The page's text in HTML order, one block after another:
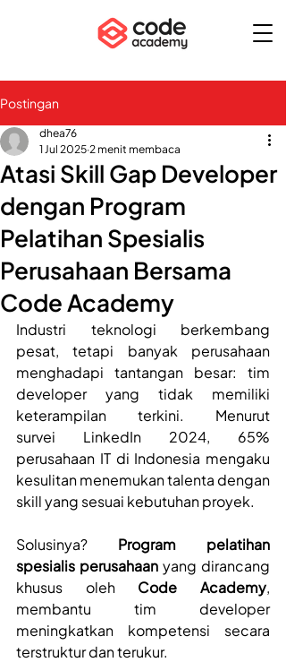
Postingan
Atasi Skill Gap Developer
dengan Program
Pelatihan Spesialis
Perusahaan Bersama
Code Academy
dhea76
1 Jul 2025 2 menit membaca
Industri teknologi berkembang
pesat, tetapi banyak perusahaan
menghadapi tantangan besar: tim
developer yang tidak memiliki
keterampilan terkini. Menurut
survei LinkedIn 2024, 65%
perusahaan IT di Indonesia mengaku
kesulitan menemukan talenta dengan
skill yang sesuai kebutuhan proyek.
Solusinya? Program pelatihan
spesialis perusahaan yang dirancang
khusus oleh Code Academy,
membantu tim developer
meningkatkan kompetensi secara
terstruktur dan terukur.